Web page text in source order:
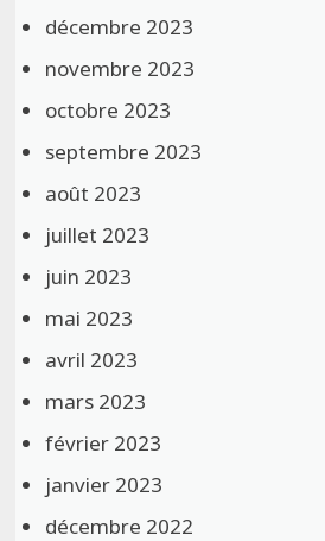
décembre 2023
novembre 2023
octobre 2023
septembre 2023
août 2023
juillet 2023
juin 2023
mai 2023
avril 2023
mars 2023
février 2023
janvier 2023
décembre 2022